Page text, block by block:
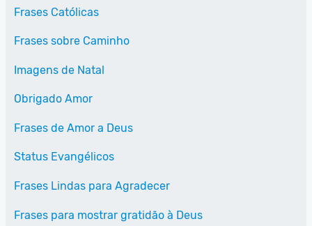
Frases Católicas
Frases sobre Caminho
Imagens de Natal
Obrigado Amor
Frases de Amor a Deus
Status Evangélicos
Frases Lindas para Agradecer
Frases para mostrar gratidão à Deus